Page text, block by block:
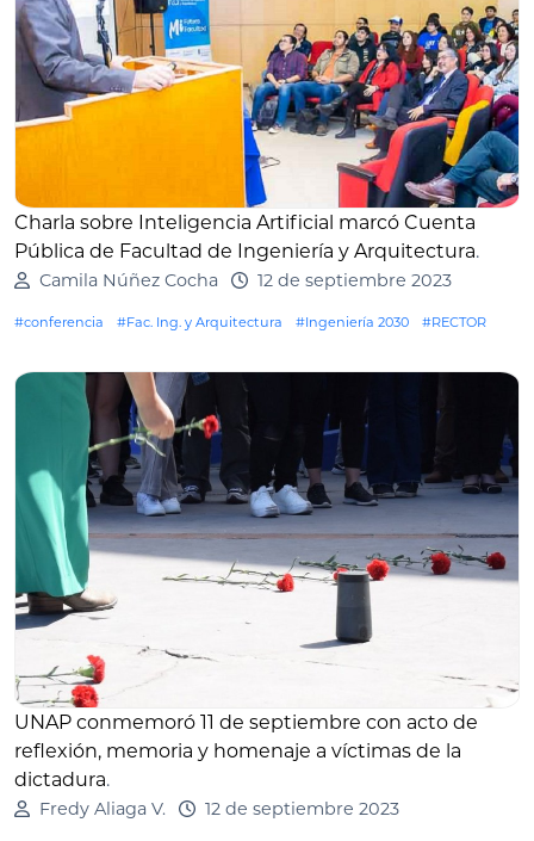
Charla sobre Inteligencia Artificial marcó Cuenta
Pública de Facultad de Ingeniería y Arquitectura.
Camila Núñez Cocha 12 de septiembre 2023
#conferencia #Fac. Ing. y Arquitectura #Ingeniería 2030 #RECTOR
UNAP conmemoró 11 de septiembre con acto de
reflexión, memoria y homenaje a víctimas de la
dictadura.
Fredy Aliaga V. 12 de septiembre 2023